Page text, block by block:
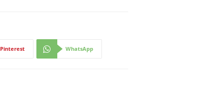
Pinterest WhatsApp